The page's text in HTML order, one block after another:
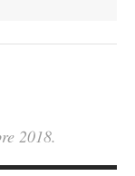
2018.